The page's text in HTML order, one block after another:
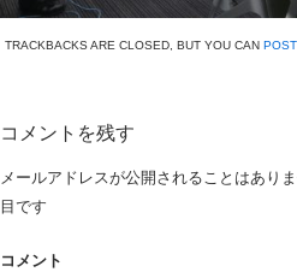
TRACKBACKS ARE CLOSED, BUT YOU CAN
コメントを残す
メールアドレスが公開されることはありま
目です
コメント